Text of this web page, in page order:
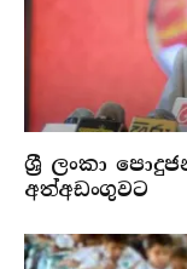
ශ්‍රී ලංකා
අත්අඩංගුවට